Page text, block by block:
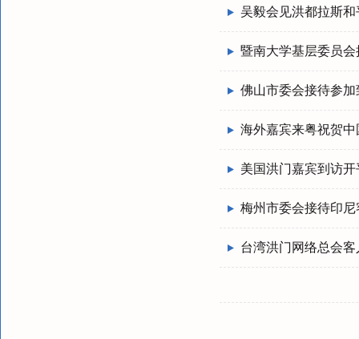
吴毅会见洪都拉斯
暨南大学基层委员
佛山市委会接待参
海外嘉宾来粤祝贺
美国洪门嘉宾到访开
梅州市委会接待印尼
台湾洪门网络总会